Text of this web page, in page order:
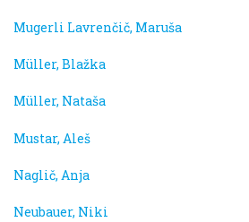
Mugerli Lavrenčič, Maruša
Müller, Blažka
Müller, Nataša
Mustar, Aleš
Naglič, Anja
Neubauer, Niki